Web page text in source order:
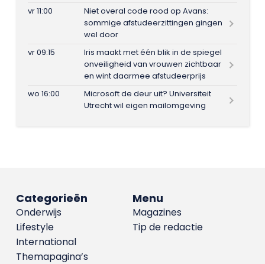
vr 11:00
Niet overal code rood op Avans:
sommige afstudeerzittingen gingen
wel door
vr 09:15
Iris maakt met één blik in de spiegel
onveiligheid van vrouwen zichtbaar
en wint daarmee afstudeerprijs
wo 16:00
Microsoft de deur uit? Universiteit
Utrecht wil eigen mailomgeving
Menu
Magazines
Tip de redactie
Categorieën
Onderwijs
Lifestyle
International
Themapagina’s